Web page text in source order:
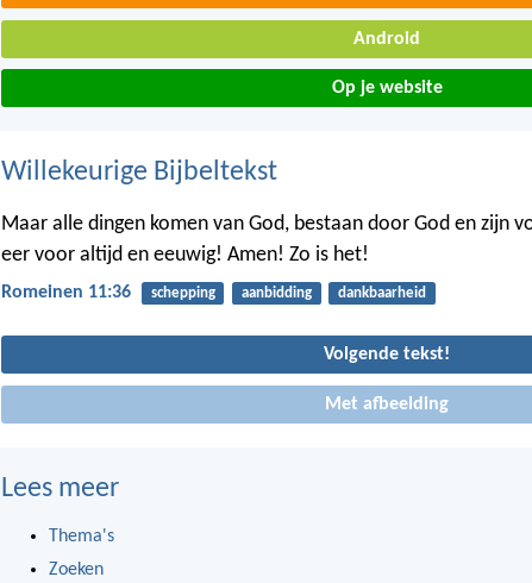
Android
Op je website
Willekeurige Bijbeltekst
Maar alle dingen komen van God, bestaan door God en zijn
eer voor altijd en eeuwig! Amen! Zo is het!
Romeinen 11:36 schepping aanbidding dankbaarheid
Volgende tekst!
Met afbeelding
Lees meer
Thema's
Zoeken